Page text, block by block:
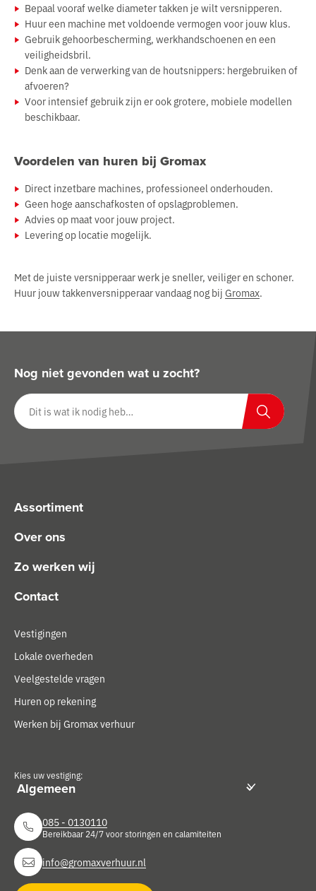
Bepaal vooraf welke diameter takken je wilt versnipperen.
Huur een machine met voldoende vermogen voor jouw klus.
Gebruik gehoorbescherming, werkhandschoenen en een
veiligheidsbril.
Denk aan de verwerking van de houtsnippers: hergebruiken of
afvoeren?
Voor intensief gebruik zijn er ook grotere, mobiele modellen
beschikbaar.
Voordelen van huren bij Gromax
Direct inzetbare machines, professioneel onderhouden.
Geen hoge aanschafkosten of opslagproblemen.
Advies op maat voor jouw project.
Levering op locatie mogelijk.
Met de juiste versnipperaar werk je sneller, veiliger en schoner.
Huur jouw takkenversnipperaar vandaag nog bij Gromax.
Nog niet gevonden wat u zocht?
Zoeken op website
Zoeken
Assortiment
Over ons
Zo werken wij
Contact
Vestigingen
Lokale overheden
Veelgestelde vragen
Huren op rekening
Werken bij Gromax verhuur
Kies uw vestiging:
085 - 0130110
Bereikbaar 24/7 voor storingen en calamiteiten
info@gromaxverhuur.nl